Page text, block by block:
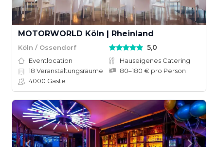
MOTORWORLD Köln | Rheinland
Köln / Ossendorf 5,0
Eventlocation
Hauseigenes Catering
18 Veranstaltungsräume
80–180 € pro Person
4000 Gäste